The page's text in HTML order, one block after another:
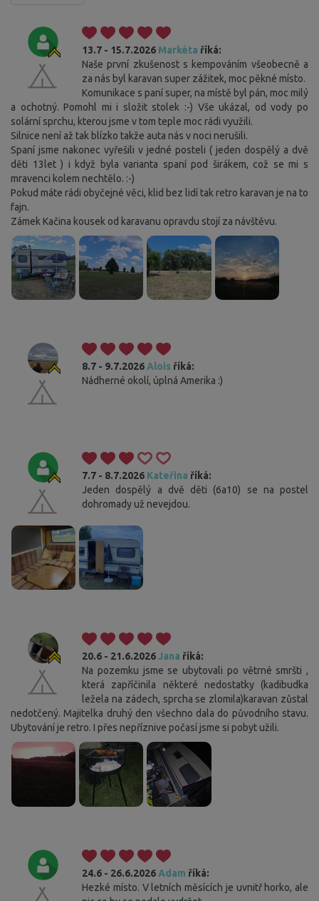
13.7 - 15.7.2026 Markéta říká:
Naše první zkušenost s kempováním všeobecně a
za nás byl karavan super zážitek, moc pěkné místo.
Komunikace s paní super, na místě byl pán, moc milý
a ochotný. Pomohl mi i složit stolek :-) Vše ukázal, od vody po
solární sprchu, kterou jsme v tom teple moc rádi využili.
Silnice není až tak blízko takže auta nás v noci nerušili.
Spaní jsme nakonec vyřešili v jedné posteli ( jeden dospělý a dvě
děti 13let ) i když byla varianta spaní pod širákem, což se mi s
mravenci kolem nechtělo. :-)
Pokud máte rádi obyčejné věci, klid bez lidí tak retro karavan je na to
fajn.
Zámek Kačina kousek od karavanu opravdu stojí za návštěvu.
8.7 - 9.7.2026Alois říká:
Nádherné okolí, úplná Amerika :)
7.7 - 8.7.2026 Kateřina říká:
Jeden dospělý a dvě děti (6a10) se na postel
dohromady už nevejdou.
20.6 - 21.6.2026Jana říká:
Na pozemku jsme se ubytovali po větrné smršti ,
která zapříčinila některé nedostatky (kadibudka
ležela na zádech, sprcha se zlomila)karavan zůstal
nedotčený. Majitelka druhý den všechno dala do původního stavu.
Ubytování je retro. I přes nepříznive počasí jsme si pobyt užili.
24.6 - 26.6.2026 Adam říká:
Hezké místo. V letních měsících je uvnitř horko, ale